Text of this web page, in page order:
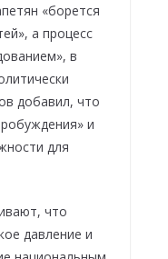
«борется
а процесс
в
добавил, что
и
для
что
давление и